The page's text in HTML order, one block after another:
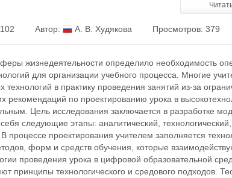
Автор: А. В. Худякова Просмотров: 379
жизнедеятельности определило необходимость
для организации учебного процесса. Многие
в практику проведения занятий из-за
рекомендаций по проектированию урока в
Цель исследования заключается в разработке
следующие этапы: аналитический, технологический,
проектирования учителем заполняется
форм и средств обучения, которые
проведения урока в цифровой образовательной
принципы технологического и средового подходов.